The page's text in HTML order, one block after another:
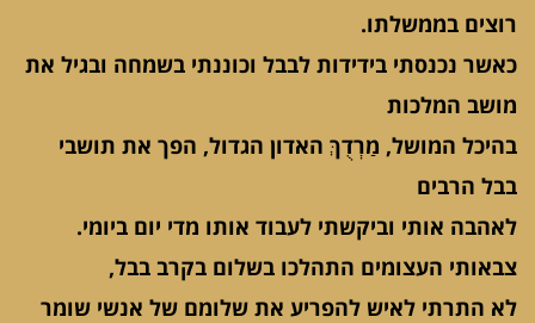
רוצים בממשלתו.
כאשר נכנסתי בידידות לבבל וכוננתי בשמחה ובגיל את
מושב המלכות
בהיכל המושל, מַרְדֻךְּ האדון הגדול, הפך את תושבי
בבל הרבים
לאהבה אותי וביקשתי לעבוד אותו מדי יום ביומי.
צבאותי העצומים התהלכו בשלום בקרב בבל,
לא התרתי לאיש להפריע את שלומם של אנשי שומר